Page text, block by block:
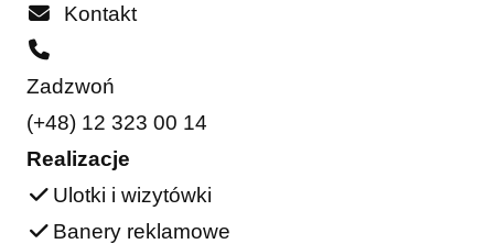
Kontakt
Zadzwoń
(+48) 12 323 00 14
Realizacje
Ulotki i wizytówki
Banery reklamowe